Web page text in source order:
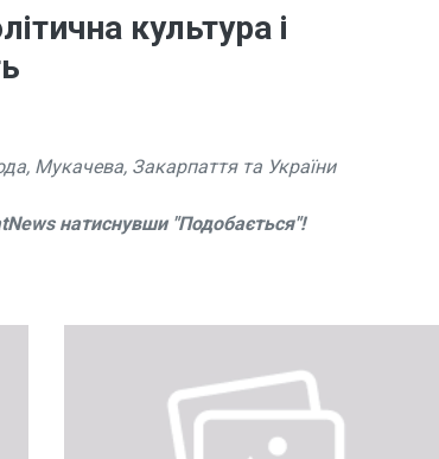
культура і
Мукачева, Закарпаття та України
натиснувши "Подобається"!